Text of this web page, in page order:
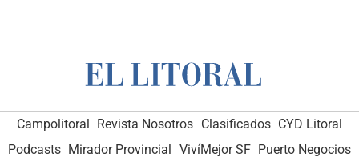
Campolitoral Revista Nosotros Clasificados CYD Litoral
Podcasts Mirador Provincial VivíMejor SF Puerto Negocios